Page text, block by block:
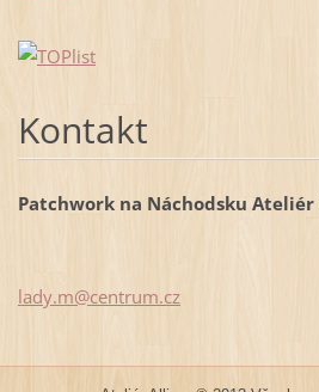
Kontakt
Patchwork na Náchodsku
lady.m@centrum.cz